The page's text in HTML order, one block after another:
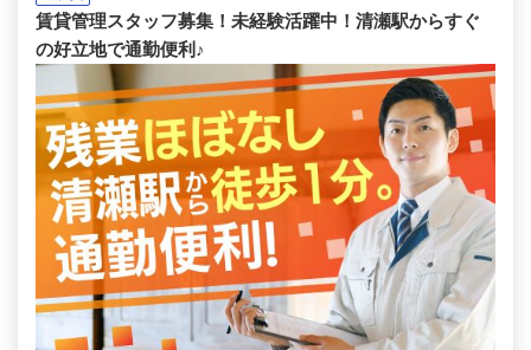
賃貸管理スタッフ募集！未経験活躍中！清瀬駅からすぐ
の好立地で通勤便利♪